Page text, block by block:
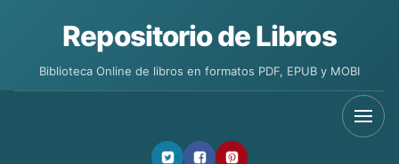
Repositorio de Libros
Biblioteca Online de libros en formatos PDF, EPUB y MOBI